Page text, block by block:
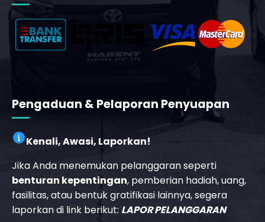
Pengaduan & Pelaporan Penyuapan
Kenali, Awasi, Laporkan!
Jika Anda menemukan pelanggaran seperti
benturan kepentingan, pemberian hadiah, uang,
fasilitas, atau bentuk gratifikasi lainnya, segera
laporkan di link berikut: LAPOR PELANGGARAN